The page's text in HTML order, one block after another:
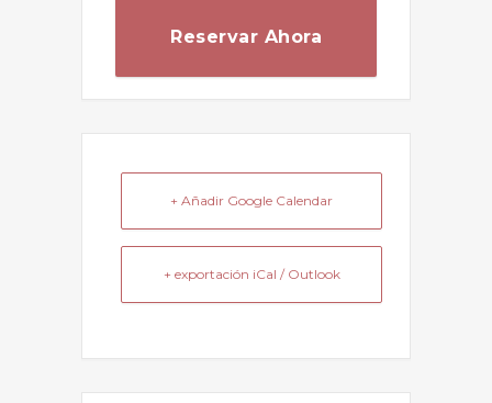
Reservar Ahora
+ Añadir Google Calendar
+ exportación iCal / Outlook